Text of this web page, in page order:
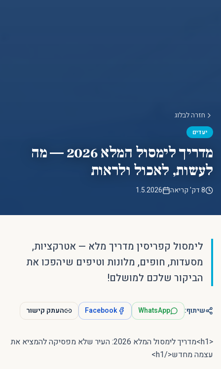
חזרה לבלוג
יעדים
מדריך לימסול המלא 2026 — מה
לעשות, לאכול ולראות
8 דק' קריאה 1.5.2026
לימסול קפריסין מדריך מלא — אטרקציות,
מסעדות, חופים, מלונות וטיפים שיהפכו את
הביקור שלכם למושלם!
שיתוף: WhatsApp
Facebook העתק קישור
<h1>מדריך לימסול המלא 2026: העיר שלא מפסיקה להמציא את
עצמה מחדש</h1>